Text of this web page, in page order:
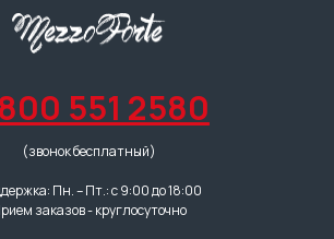
551 2580
(звонок бесплатный)
Пн. – Пт.: с 9:00 до 18:00
заказов - круглосуточно